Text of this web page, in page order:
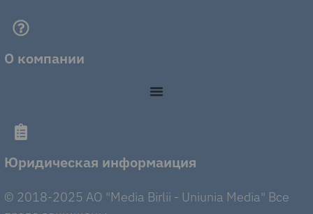
О компании
Юридическая информаиция
© 2018-2025 AO "Media Birlii - Uniunia Media" Все